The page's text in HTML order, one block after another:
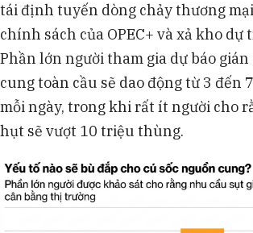
tái định tuyến dòng chảy thương
chính sách của OPEC+ và xả kho dự
Phần lớn người tham gia dự báo
cung toàn cầu sẽ dao động từ 3 đến
mỗi ngày, trong khi rất ít người cho
hụt sẽ vượt 10 triệu thùng.